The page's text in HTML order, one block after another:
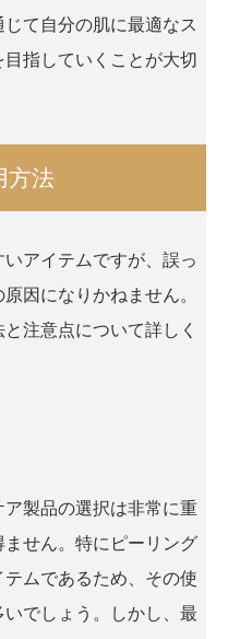
て自分の肌に最適なス
指していくことが大切
方法
アイテムですが、誤っ
因になりかねません。
注意点について詳しく
製品の選択は非常に重
せん。特にピーリング
ムであるため、その使
でしょう。しかし、最